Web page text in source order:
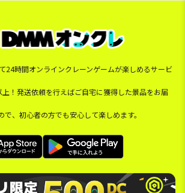
24時間オンラインクレーンゲームが楽しめるサービ
！発送依頼を行えばご自宅に獲得した景品をお届
、初心者の方でも安心して楽しめます。